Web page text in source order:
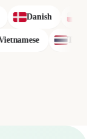
Danish Polish
Vietnamese